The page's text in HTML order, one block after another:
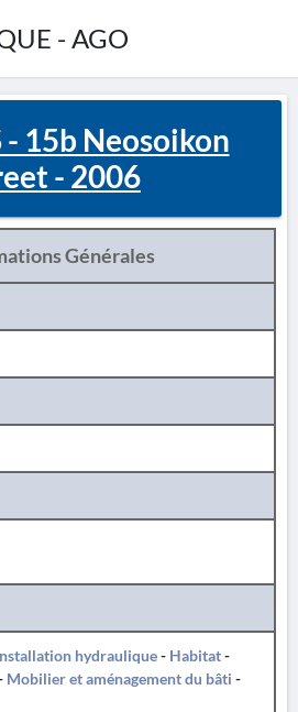
- AGO
- 15b Neosoikon
- 2006
Générales
hydraulique- Habitat-
Mobilier et aménagement du bâti -